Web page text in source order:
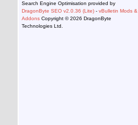
Search Engine Optimisation provided by
DragonByte SEO v2.0.36 (Lite) - vBulletin Mods &
Addons Copyright © 2026 DragonByte
Technologies Ltd.